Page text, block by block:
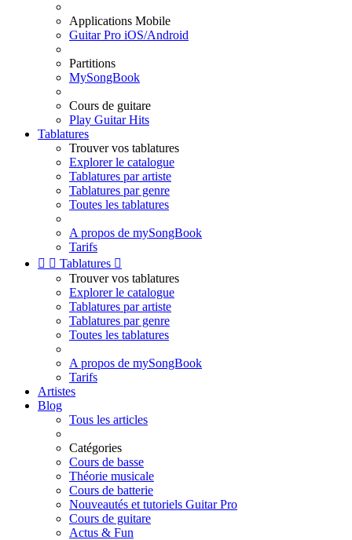
Applications Mobile
Guitar Pro iOS/Android
Partitions
MySongBook
Cours de guitare
Play Guitar Hits
Tablatures
Trouver vos tablatures
Explorer le catalogue
Tablatures par artiste
Tablatures par genre
Toutes les tablatures
A propos de mySongBook
Tarifs
  Tablatures 
Trouver vos tablatures
Explorer le catalogue
Tablatures par artiste
Tablatures par genre
Toutes les tablatures
A propos de mySongBook
Tarifs
Artistes
Blog
Tous les articles
Catégories
Cours de basse
Théorie musicale
Cours de batterie
Nouveautés et tutoriels Guitar Pro
Cours de guitare
Actus & Fun